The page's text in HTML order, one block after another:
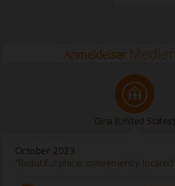
Anmeldelser
Gina (United States)
October 2023
“Beautiful place, conveniently